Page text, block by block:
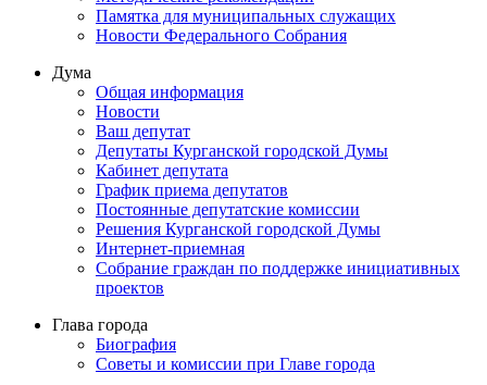
Памятка для муниципальных служащих
Новости Федерального Cобрания
Дума
Общая информация
Новости
Ваш депутат
Депутаты Курганской городской Думы
Кабинет депутата
График приема депутатов
Постоянные депутатские комиссии
Решения Курганской городской Думы
Интернет-приемная
Собрание граждан по поддержке инициативных
проектов
Глава города
Биография
Советы и комиссии при Главе города